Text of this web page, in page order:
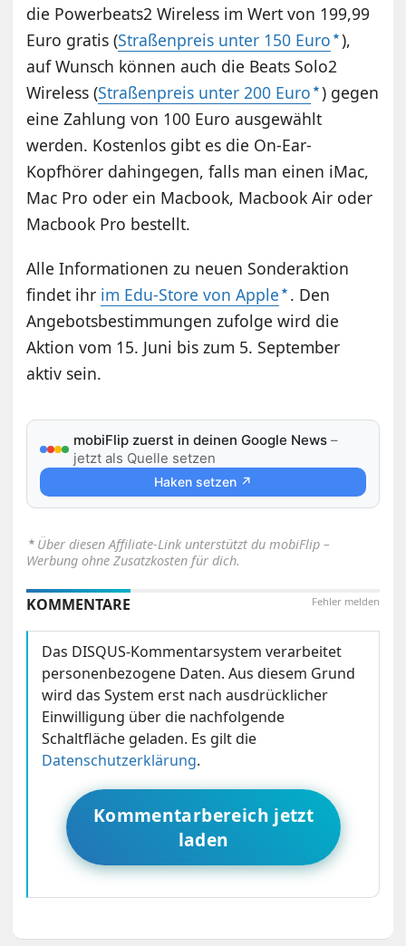
die Powerbeats2 Wireless im Wert von 199,99
Euro gratis (Straßenpreis unter 150 Euro ),
auf Wunsch können auch die Beats Solo2
Wireless (Straßenpreis unter 200 Euro ) gegen
eine Zahlung von 100 Euro ausgewählt
werden. Kostenlos gibt es die On-Ear-
Kopfhörer dahingegen, falls man einen iMac,
Mac Pro oder ein Macbook, Macbook Air oder
Macbook Pro bestellt.
Alle Informationen zu neuen Sonderaktion
findet ihr im Edu-Store von Apple . Den
Angebotsbestimmungen zufolge wird die
Aktion vom 15. Juni bis zum 5. September
aktiv sein.
mobiFlip zuerst in deinen Google News –
jetzt als Quelle setzen
Haken setzen ↗
⋆ Über diesen Affiliate-Link unterstützt du mobiFlip –
Werbung ohne Zusatzkosten für dich.
Fehler melden
KOMMENTARE
Das DISQUS-Kommentarsystem verarbeitet
personenbezogene Daten. Aus diesem Grund
wird das System erst nach ausdrücklicher
Einwilligung über die nachfolgende
Schaltfläche geladen. Es gilt die
Datenschutzerklärung.
Kommentarbereich jetzt
laden